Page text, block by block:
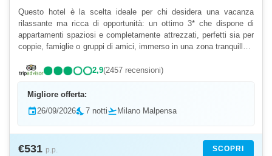
Questo hotel è la scelta ideale per chi desidera una vacanza
rilassante ma ricca di opportunità: un ottimo 3* che dispone di
appartamenti spaziosi e completamente attrezzati, perfetti sia per
coppie, famiglie o gruppi di amici, immerso in una zona tranquilla e
2,9(2457 recensioni)
Migliore offerta:
event26/09/2026nights_stay7 nottiflight_takeoff Milano Malpensa
€531 p.p. SCOPRI